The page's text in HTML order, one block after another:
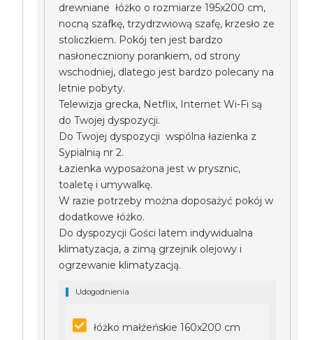
drewniane łóżko o rozmiarze 195x200 cm,
nocną szafkę, trzydrzwiową szafę, krzesło ze
stoliczkiem. Pokój ten jest bardzo
nasłoneczniony porankiem, od strony
wschodniej, dlatego jest bardzo polecany na
letnie pobyty.
Telewizja grecka, Netflix, Internet Wi-Fi są
do Twojej dyspozycji.
Do Twojej dyspozycji wspólna łazienka z
Sypialnią nr 2.
Łazienka wyposażona jest w prysznic,
toaletę i umywalkę.
W razie potrzeby można doposażyć pokój w
dodatkowe łóżko.
Do dyspozycji Gości latem indywidualna
klimatyzacja, a zimą grzejnik olejowy i
ogrzewanie klimatyzacją.
Udogodnienia
łóżko małżeńskie 160x200 cm